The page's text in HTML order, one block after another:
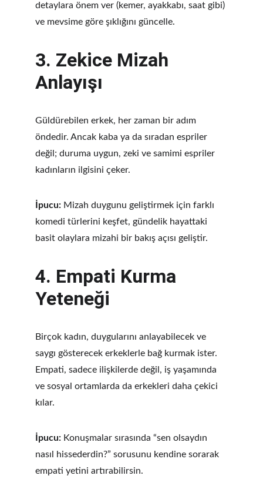
detaylara önem ver (kemer, ayakkabı, saat gibi)
ve mevsime göre şıklığını güncelle.
3. Zekice Mizah
Anlayışı
Güldürebilen erkek, her zaman bir adım
öndedir. Ancak kaba ya da sıradan espriler
değil; duruma uygun, zeki ve samimi espriler
kadınların ilgisini çeker.
İpucu: Mizah duygunu geliştirmek için farklı
komedi türlerini keşfet, gündelik hayattaki
basit olaylara mizahi bir bakış açısı geliştir.
4. Empati Kurma
Yeteneği
Birçok kadın, duygularını anlayabilecek ve
saygı gösterecek erkeklerle bağ kurmak ister.
Empati, sadece ilişkilerde değil, iş yaşamında
ve sosyal ortamlarda da erkekleri daha çekici
kılar.
İpucu: Konuşmalar sırasında “sen olsaydın
nasıl hissederdin?” sorusunu kendine sorarak
empati yetini artırabilirsin.